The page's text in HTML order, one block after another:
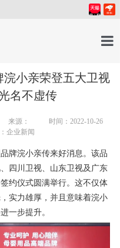
小亲荣登五大卫视
名不虚传
来源：
时间：2022-10-26
企业新闻
牌浣小亲传来好消息。该品
四川卫视、山东卫视及广东
约仪式圆满举行。这不仅体
实力雄厚，并且意味着浣小
一步提升。